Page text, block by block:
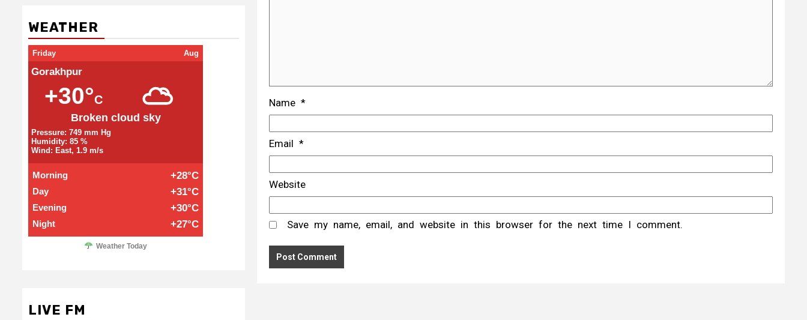
Name *
Email *
Website
Save my name, email, and website in this browser for the next time I comment.
WEATHER
Friday Aug
Gorakhpur
+30°C
Broken cloud sky
Pressure: 749 mm Hg
Humidity: 85 %
Wind: East, 1.9 m/s
Morning +28°C
Day +31°C
Evening +30°C
Night +27°C
Weather Today
LIVE FM